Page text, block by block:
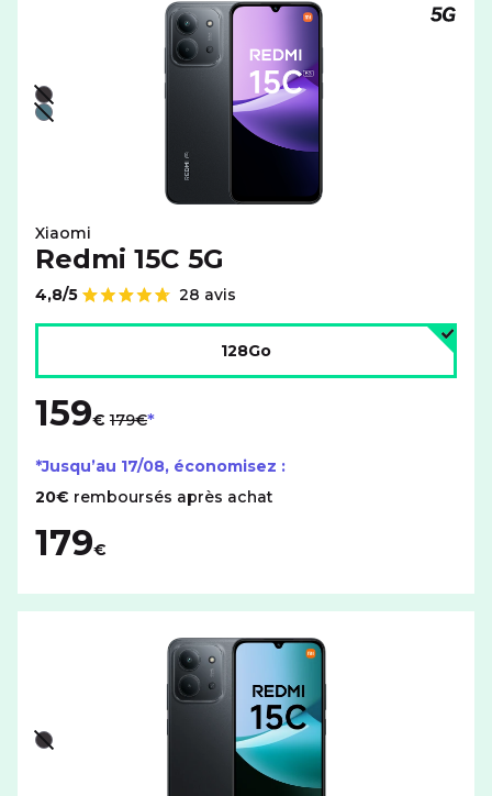
Liste de couleurs disponibles pour le XIAOMI Redmi
Noir - indisponible
Vert - indisponible
Xiaomi
Redmi 15C 5G
Note de
4,8/5
28 avis
128Go
159€ 179€
*Jusqu’au 17/08, économisez :
20€ remboursés après achat
179€
Liste de couleurs disponibles pour le XIAOMI Redmi
Noir - indisponible